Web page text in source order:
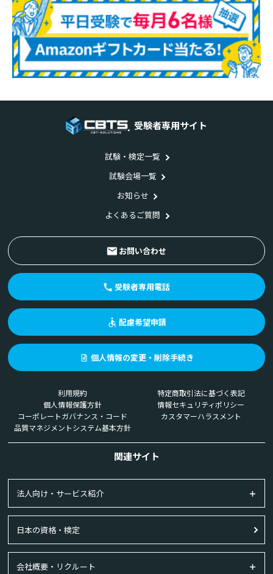
受験者専用サイト
試験・検定一覧
試験会場一覧
お知らせ
よくあるご質問
お問い合わせ
受験者専用電話
配慮希望申請
個人情報の変更・削除手続き
利用規約
特定商取引法に基づく表記
個人情報保護方針
情報セキュリティポリシー
コーポレートガバナンス・コード
カスタマーハラスメント
品質マネジメントシステム基本方針
関連サイト
法人向け・サービス紹介
日本の資格・検定
会社概要・リクルート